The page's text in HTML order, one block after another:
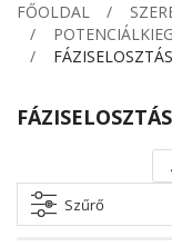
FŐOLDAL
Szűrő